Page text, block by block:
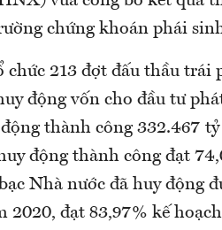
chứng khoán phái
213 đợt đấu thầu trái
động vốn cho đầu tư
thành công 332.467
động thành công đạt
Nhà nước đã huy động
2020, đạt 83,97% kế